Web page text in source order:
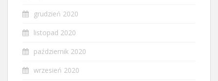
grudzień 2020
listopad 2020
październik 2020
wrzesień 2020